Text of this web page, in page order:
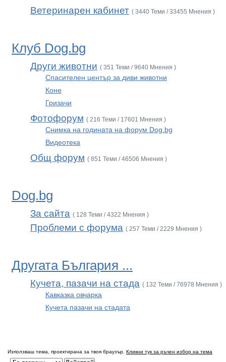
Ветеринарен кабинет ( 3440 Теми / 33455 Мнения )
Клуб Dog.bg
Други животни ( 351 Теми / 9640 Мнения )
Спасителен център за диви животни
Коне
Гризачи
Фотофорум ( 216 Теми / 17601 Мнения )
Снимка на годината на форум Dog.bg
Видеотека
Общ форум ( 851 Теми / 46506 Мнения )
Dog.bg
За сайта ( 128 Теми / 4322 Мнения )
Проблеми с форума ( 257 Теми / 2229 Мнения )
Другата България ...
Кучета, пазачи на стада ( 132 Теми / 76978 Мнения )
Кавказка овчарка
Кучета пазачи на стадата
Използваш тема, проектирана за твоя браузър. Кликни тук за ръчен избор на тема